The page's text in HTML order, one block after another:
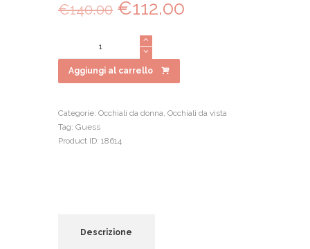
€140.00 Il
prezzo
originale
era:
€140.00.
€112.00
quantità
Aggiungi al carrello
Categorie: Occhiali da donna Occhiali da vista
Tag: Guess
Product ID: 18614
Descrizione